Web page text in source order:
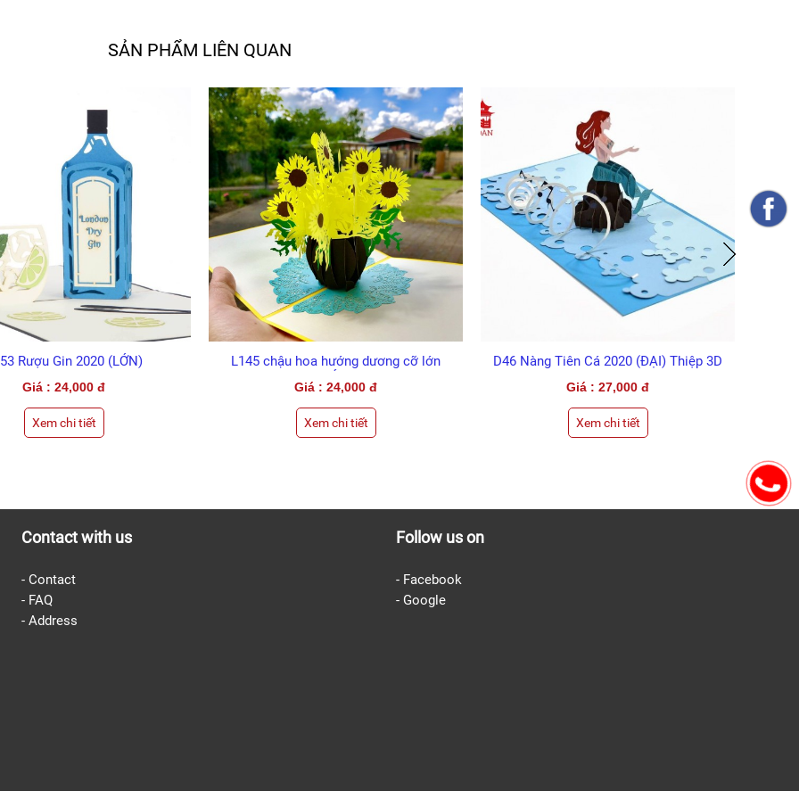
SẢN PHẨM LIÊN QUAN
L145 chậu hoa hướng dương cỡ lớn
D46 Nàng Tiên Cá 2020 (ĐẠI) Thiệp 3D D47 Rồng Lửa 2020 (ĐẠI)
Contact with us
- Contact
- FAQ
- Address
Follow us on
- Facebook
- Google